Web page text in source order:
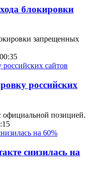
блокировки
запрещенных
российских
позицией.
снизилась на